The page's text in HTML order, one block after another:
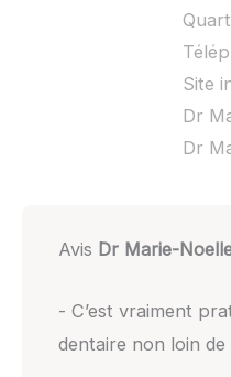
Site
Avis Dr Marie-
- C’est vraiment
dentaire non loin de